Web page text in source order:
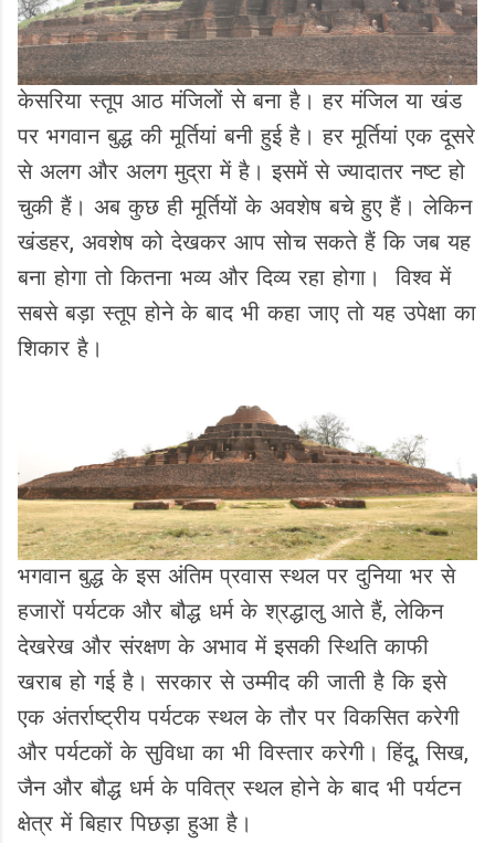
केसरिया स्तूप आठ मंजिलों से बना है। हर मंजिल या खंड
पर भगवान बुद्ध की मूर्तियां बनी हुई है। हर मूर्तियां एक दूसरे
से अलग और अलग मुद्रा में है। इसमें से ज्यादातर नष्ट हो
चुकी हैं। अब कुछ ही मूर्तियों के अवशेष बचे हुए हैं। लेकिन
खंडहर, अवशेष को देखकर आप सोच सकते हैं कि जब यह
बना होगा तो कितना भव्य और दिव्य रहा होगा। विश्व में
सबसे बड़ा स्तूप होने के बाद भी कहा जाए तो यह उपेक्षा का
शिकार है।
भगवान बुद्ध के इस अंतिम प्रवास स्थल पर दुनिया भर से
हजारों पर्यटक और बौद्ध धर्म के श्रद्धालु आते हैं, लेकिन
देखरेख और संरक्षण के अभाव में इसकी स्थिति काफी
खराब हो गई है। सरकार से उम्मीद की जाती है कि इसे
एक अंतर्राष्ट्रीय पर्यटक स्थल के तौर पर विकसित करेगी
और पर्यटकों के सुविधा का भी विस्तार करेगी। हिंदू, सिख,
जैन और बौद्ध धर्म के पवित्र स्थल होने के बाद भी पर्यटन
क्षेत्र में बिहार पिछड़ा हुआ है।